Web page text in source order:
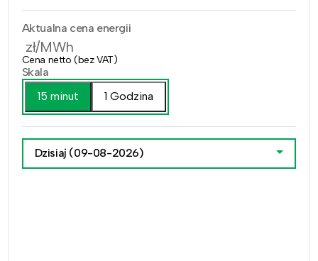
Aktualna cena energii
zł/MWh
Cena netto (bez VAT)
Skala
15 minut
1 Godzina
Dzisiaj (09-08-2026)